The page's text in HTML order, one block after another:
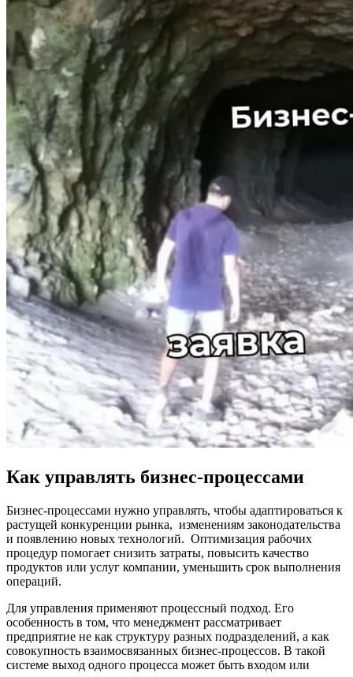
Как управлять бизнес-процессами
Бизнес-процессами нужно управлять, чтобы адаптироваться к
растущей конкуренции рынка, изменениям законодательства
и появлению новых технологий. Оптимизация рабочих
процедур помогает снизить затраты, повысить качество
продуктов или услуг компании, уменьшить срок выполнения
операций.
Для управления применяют процессный подход. Его
особенность в том, что менеджмент рассматривает
предприятие не как структуру разных подразделений, а как
совокупность взаимосвязанных бизнес-процессов. В такой
системе выход одного процесса может быть входом или